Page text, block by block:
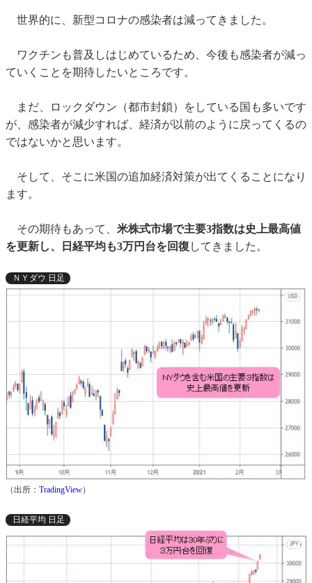
世界的に、新型コロナの感染者は減ってきました。
ワクチンも普及しはじめているため、今後も感染者が減っ
ていくことを期待したいところです。
まだ、ロックダウン（都市封鎖）をしている国も多いです
が、感染者が減少すれば、経済が以前のように戻ってくるの
ではないかと思います。
そして、そこに米国の追加経済対策が出てくることになり
ます。
その期待もあって、 米株式市場で主要3指数は史上最高値
を更新し、日経平均も3万円台を回復 してきました。
ＮＹダウ 日足
（出所： TradingView）
日経平均 日足